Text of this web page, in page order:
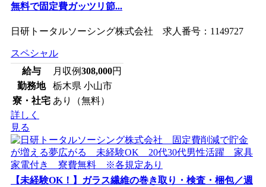
無料で固定費ガッツリ節...
日研トータルソーシング株式会社 求人番号：1149727
スペシャル
給与
月収例308,000円
勤務地
栃木県 小山市
寮・社宅 あり（無料）
詳しく
見る
【未経験OK！】ガラス繊維の巻き取り・検査・梱包／週